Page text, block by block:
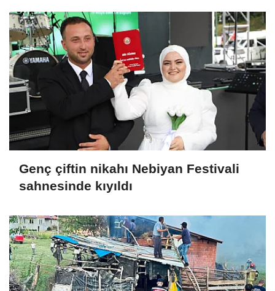
Genç çiftin nikahı Nebiyan Festivali
sahnesinde kıyıldı